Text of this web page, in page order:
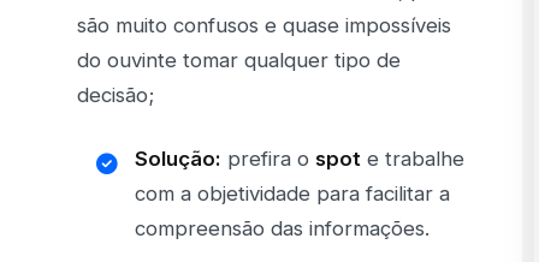
são muito confusos e quase impossíveis
do ouvinte tomar qualquer tipo de
decisão;
Solução: prefira o spot e trabalhe
com a objetividade para facilitar a
compreensão das informações.